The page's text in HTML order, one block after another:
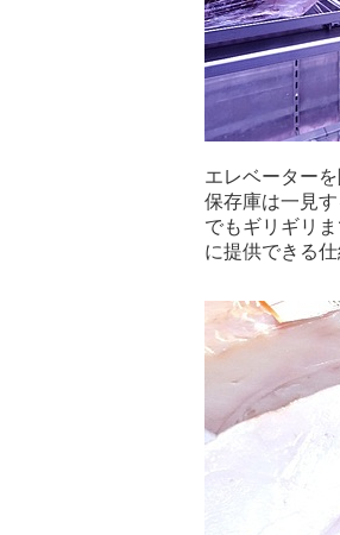
エレベーター
保存庫は一見
でもギリギリ
に提供できる